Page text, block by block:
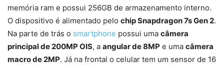
memória ram e possui 256GB de armazenamento interno.
O dispositivo é alimentado pelo chip Snapdragon 7s Gen 2.
Na parte de trás o smartphone possui uma câmera
principal de 200MP OIS, a angular de 8MP e uma câmera
macro de 2MP. Já na frontal o celular tem um sensor de 16